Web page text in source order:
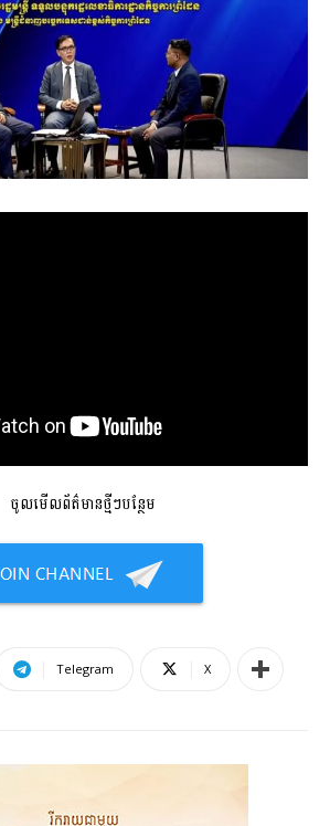
ចូលមើលព័ត៌មានថ្មីៗបន្ថែម
Telegram X